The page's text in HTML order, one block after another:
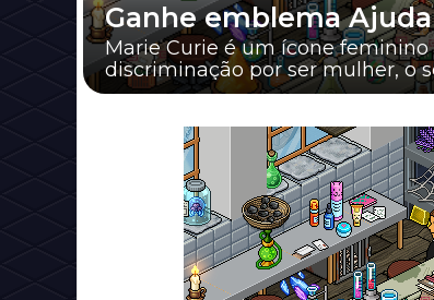
Ganhe emblema
Marie Curie é um ícone
discriminação por ser mulher, o